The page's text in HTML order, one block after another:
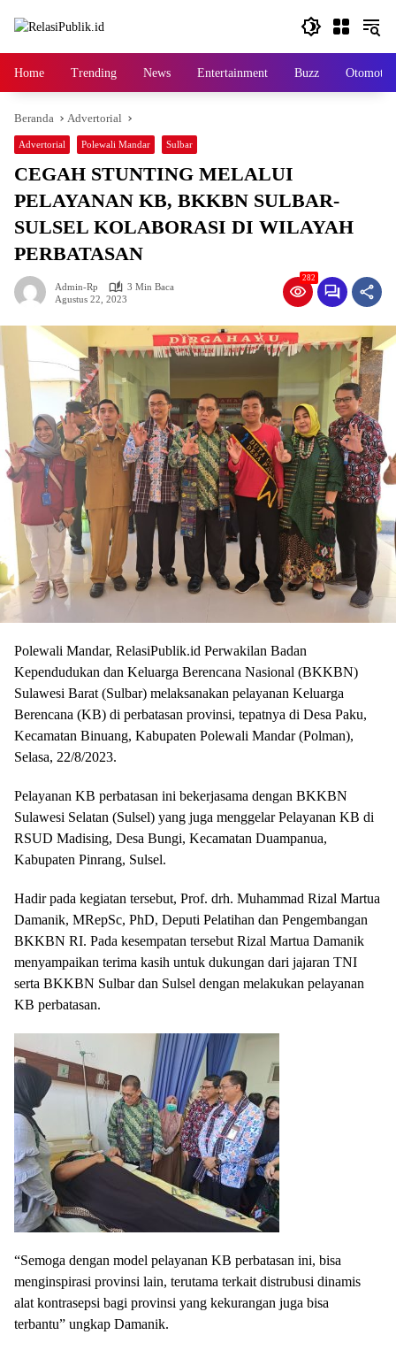
Home Trending News Entertainment Buzz Otomotif
Beranda Advertorial
Advertorial Polewali Mandar Sulbar
CEGAH STUNTING MELALUI
PELAYANAN KB, BKKBN SULBAR-
SULSEL KOLABORASI DI WILAYAH
PERBATASAN
Admin-Rp
3 Min Baca
Agustus 22, 2023
282
Polewali Mandar, RelasiPublik.id Perwakilan Badan
Kependudukan dan Keluarga Berencana Nasional (BKKBN)
Sulawesi Barat (Sulbar) melaksanakan pelayanan Keluarga
Berencana (KB) di perbatasan provinsi, tepatnya di Desa Paku,
Kecamatan Binuang, Kabupaten Polewali Mandar (Polman),
Selasa, 22/8/2023.
Pelayanan KB perbatasan ini bekerjasama dengan BKKBN
Sulawesi Selatan (Sulsel) yang juga menggelar Pelayanan KB di
RSUD Madising, Desa Bungi, Kecamatan Duampanua,
Kabupaten Pinrang, Sulsel.
Hadir pada kegiatan tersebut, Prof. drh. Muhammad Rizal Martua
Damanik, MRepSc, PhD, Deputi Pelatihan dan Pengembangan
BKKBN RI. Pada kesempatan tersebut Rizal Martua Damanik
menyampaikan terima kasih untuk dukungan dari jajaran TNI
serta BKKBN Sulbar dan Sulsel dengan melakukan pelayanan
KB perbatasan.
“Semoga dengan model pelayanan KB perbatasan ini, bisa
menginspirasi provinsi lain, terutama terkait distrubusi dinamis
alat kontrasepsi bagi provinsi yang kekurangan juga bisa
terbantu” ungkap Damanik.